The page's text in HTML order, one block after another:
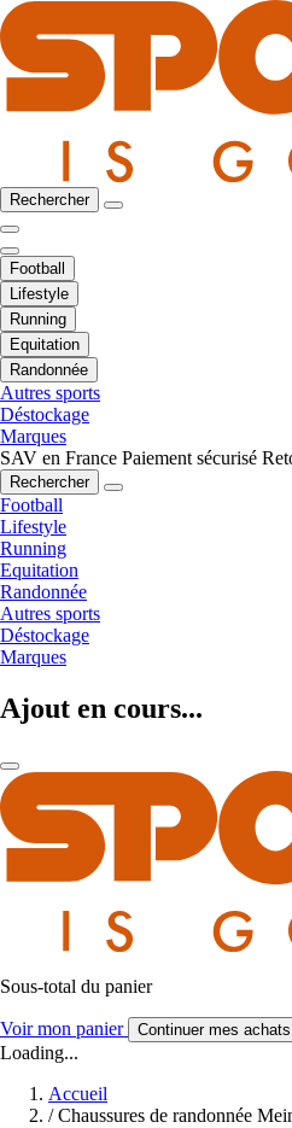
Rechercher
Football
Lifestyle
Running
Equitation
Randonnée
Autres sports
Déstockage
Marques
SAV en France Paiement sécurisé
Rechercher
Football
Lifestyle
Running
Equitation
Randonnée
Autres sports
Déstockage
Marques
Ajout en cours...
Sous-total du panier
Voir mon panier Continuer mes achats
Loading...
Accueil
/ Chaussures de randonnée